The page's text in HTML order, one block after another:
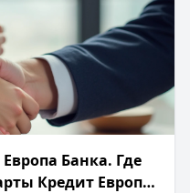
Банка. Где
Кредит Европа